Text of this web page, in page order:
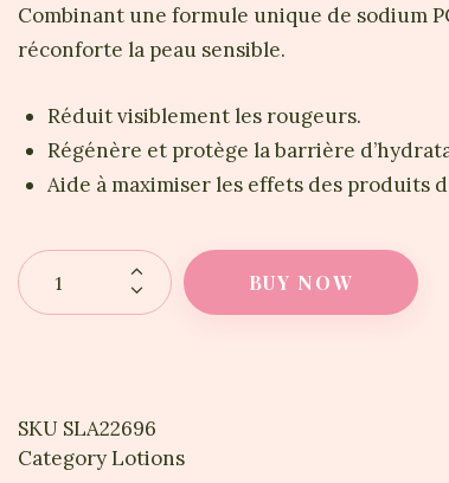
Combinant une formule unique de sodium
réconforte la peau sensible.
Réduit visiblement les rougeurs.
Régénère et protège la barrière
Aide à maximiser les effets des produits
BUY NOW
SKU SLA22696
Category Lotions